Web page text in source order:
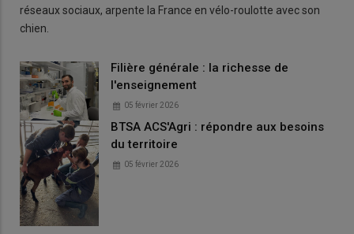
réseaux sociaux, arpente la France en vélo-roulotte avec son
chien.
Filière générale : la richesse de
l'enseignement
05 février 2026
BTSA ACS'Agri : répondre aux besoins
du territoire
05 février 2026